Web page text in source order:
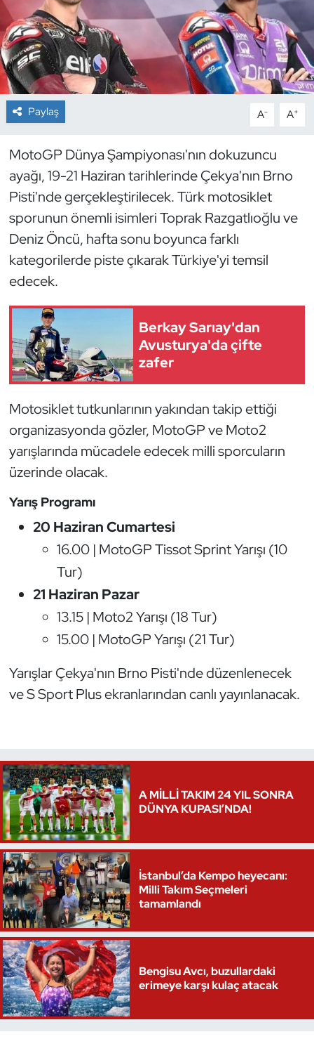
Paylaş A- A+
MotoGP Dünya Şampiyonası'nın dokuzuncu
ayağı, 19-21 Haziran tarihlerinde Çekya'nın Brno
Pisti'nde gerçekleştirilecek. Türk motosiklet
sporunun önemli isimleri Toprak Razgatlıoğlu ve
Deniz Öncü, hafta sonu boyunca farklı
kategorilerde piste çıkarak Türkiye'yi temsil
edecek.
Berkay Sarıay'dan
Avusturya'da çifte
zafer
Motosiklet tutkunlarının yakından takip ettiği
organizasyonda gözler, MotoGP ve Moto2
yarışlarında mücadele edecek milli sporcuların
üzerinde olacak.
Yarış Programı
20 Haziran Cumartesi
16.00 | MotoGP Tissot Sprint Yarışı (10
Tur)
21 Haziran Pazar
13.15 | Moto2 Yarışı (18 Tur)
15.00 | MotoGP Yarışı (21 Tur)
Yarışlar Çekya'nın Brno Pisti'nde düzenlenecek
ve S Sport Plus ekranlarından canlı yayınlanacak.
A MİLLİ TAKIM 24 YIL SONRA
DÜNYA KUPASI’NDA!
İstanbul’da Kempo heyecanı:
Milli Takım Seçmeleri
tamamlandı
Bengisu Avcı, buzullardaki
erimeye karşı kulaç atacak
Cimnastik
Curling
Dağcılık
Dövüş Sanatı
E-Spor
Eskrim
Futbol
Futsal
Genel
Golf
Güreş
Halter
Hentbol
İşitme Engelli Sporcular
Judo ve Kuraş
Kano ve Rafting
Karate
Kick Boks
Kürek
Masa Tenisi
Modern Pentatlon
Motor Sporları
Muay Thai
Okçuluk